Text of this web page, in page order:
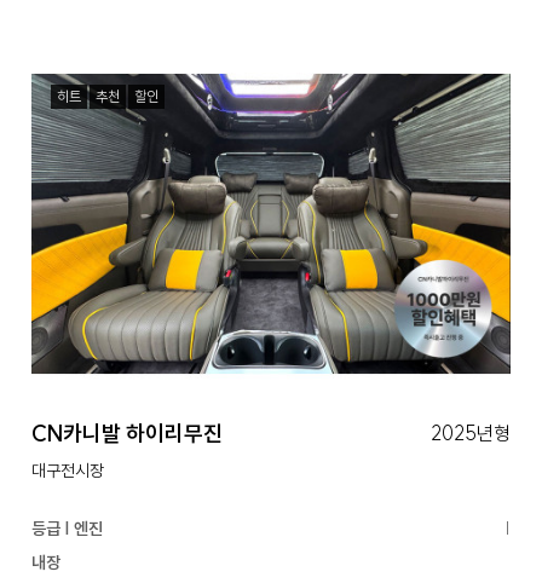
히트 추천 할인
CN카니발 하이리무진 2025년형
대구전시장
등급 | 엔진
|
내장